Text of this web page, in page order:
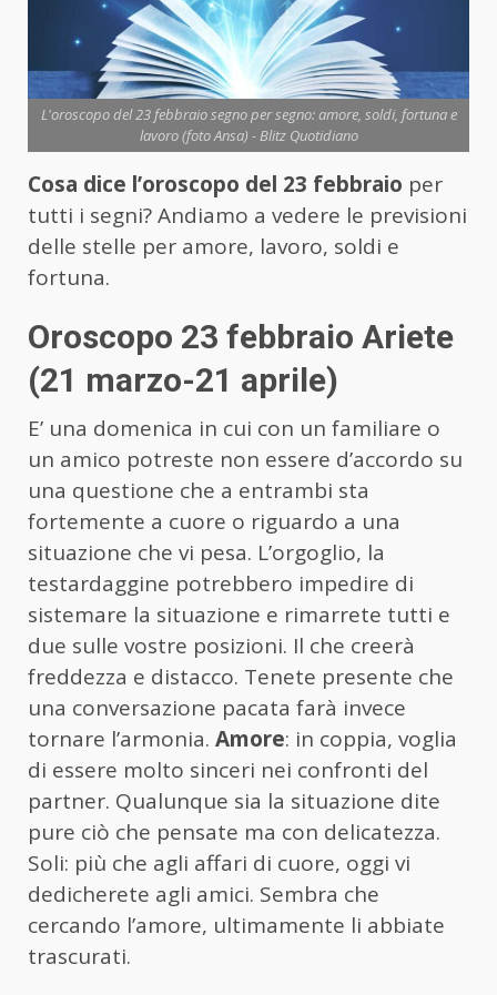
L'oroscopo del 23 febbraio segno per segno: amore, soldi, fortuna e
lavoro (foto Ansa) - Blitz Quotidiano
Cosa dice l’oroscopo del 23 febbraio per
tutti i segni? Andiamo a vedere le previsioni
delle stelle per amore, lavoro, soldi e
fortuna.
Oroscopo 23 febbraio Ariete
(21 marzo-21 aprile)
E’ una domenica in cui con un familiare o
un amico potreste non essere d’accordo su
una questione che a entrambi sta
fortemente a cuore o riguardo a una
situazione che vi pesa. L’orgoglio, la
testardaggine potrebbero impedire di
sistemare la situazione e rimarrete tutti e
due sulle vostre posizioni. Il che creerà
freddezza e distacco. Tenete presente che
una conversazione pacata farà invece
tornare l’armonia. Amore: in coppia, voglia
di essere molto sinceri nei confronti del
partner. Qualunque sia la situazione dite
pure ciò che pensate ma con delicatezza.
Soli: più che agli affari di cuore, oggi vi
dedicherete agli amici. Sembra che
cercando l’amore, ultimamente li abbiate
trascurati.